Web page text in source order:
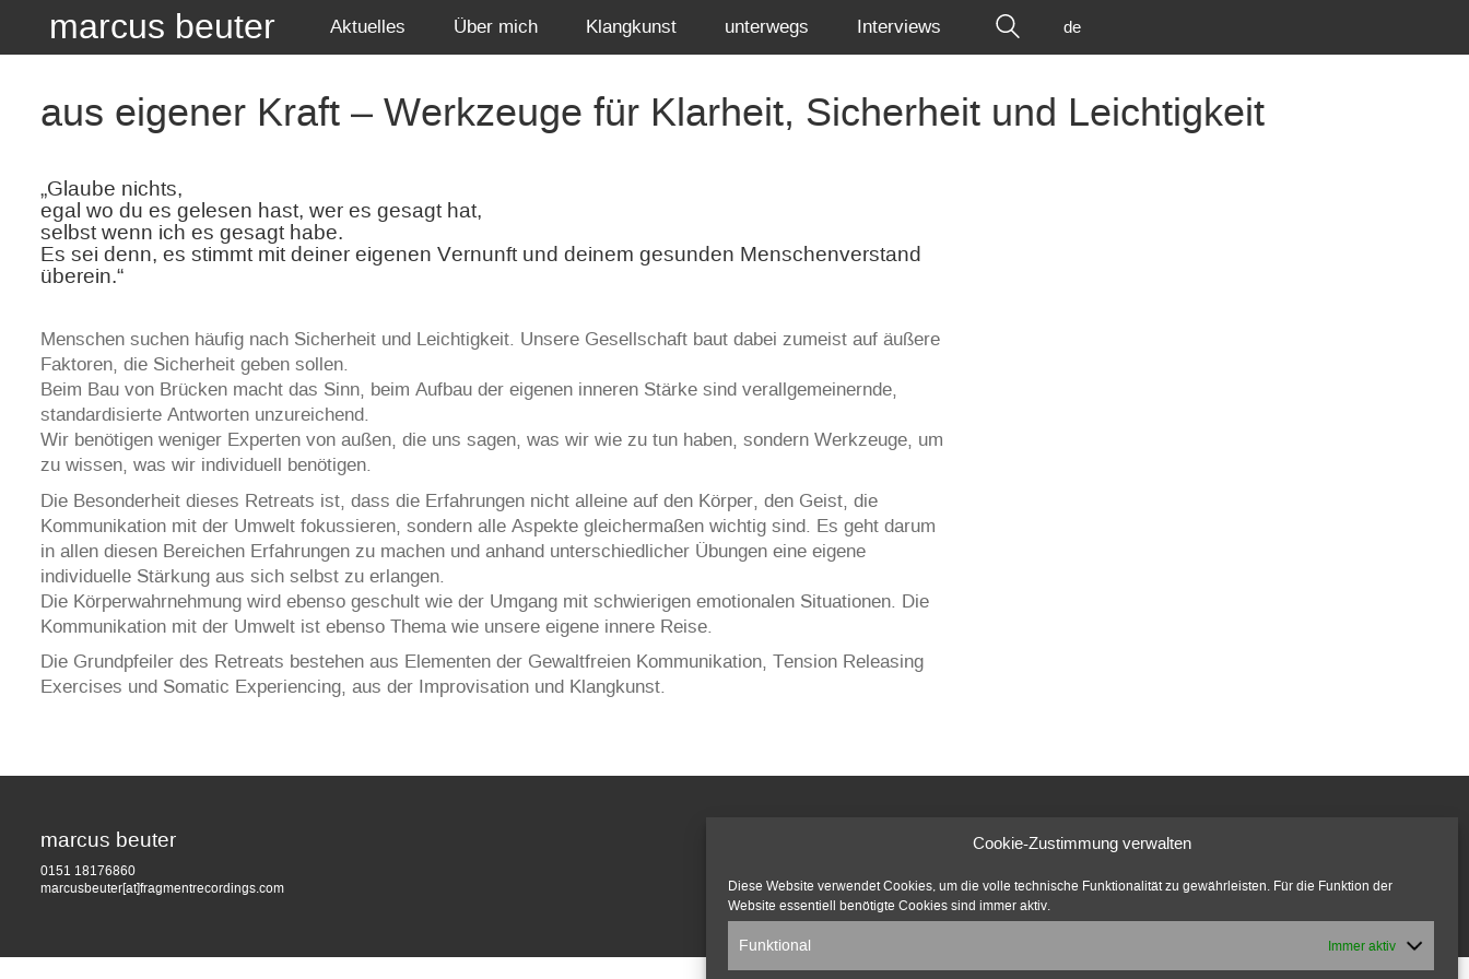
Cookie-Zustimmung verwalten
Diese Website verwendet Cookies, um die volle technische Funktionalität zu gewährleisten. Für die Funktion der
Website essentiell benötigte Cookies sind immer aktiv.
Funktional Immer aktiv
marcus beuter Aktuelles Über mich Klangkunst unterwegs Interviews de
aus eigener Kraft – Werkzeuge für Klarheit, Sicherheit und Leichtigkeit
„Glaube nichts,
egal wo du es gelesen hast, wer es gesagt hat,
selbst wenn ich es gesagt habe.
Es sei denn, es stimmt mit deiner eigenen Vernunft und deinem gesunden Menschenverstand
überein.“
Menschen suchen häufig nach Sicherheit und Leichtigkeit. Unsere Gesellschaft baut dabei zumeist auf äußere
Faktoren, die Sicherheit geben sollen.
Beim Bau von Brücken macht das Sinn, beim Aufbau der eigenen inneren Stärke sind verallgemeinernde,
standardisierte Antworten unzureichend.
Wir benötigen weniger Experten von außen, die uns sagen, was wir wie zu tun haben, sondern Werkzeuge, um
zu wissen, was wir individuell benötigen.
Die Besonderheit dieses Retreats ist, dass die Erfahrungen nicht alleine auf den Körper, den Geist, die
Kommunikation mit der Umwelt fokussieren, sondern alle Aspekte gleichermaßen wichtig sind. Es geht darum
in allen diesen Bereichen Erfahrungen zu machen und anhand unterschiedlicher Übungen eine eigene
individuelle Stärkung aus sich selbst zu erlangen.
Die Körperwahrnehmung wird ebenso geschult wie der Umgang mit schwierigen emotionalen Situationen. Die
Kommunikation mit der Umwelt ist ebenso Thema wie unsere eigene innere Reise.
Die Grundpfeiler des Retreats bestehen aus Elementen der Gewaltfreien Kommunikation, Tension Releasing
Exercises und Somatic Experiencing, aus der Improvisation und Klangkunst.
marcus beuter
0151 18176860
marcusbeuter[at]fragmentrecordings.com
Impressum